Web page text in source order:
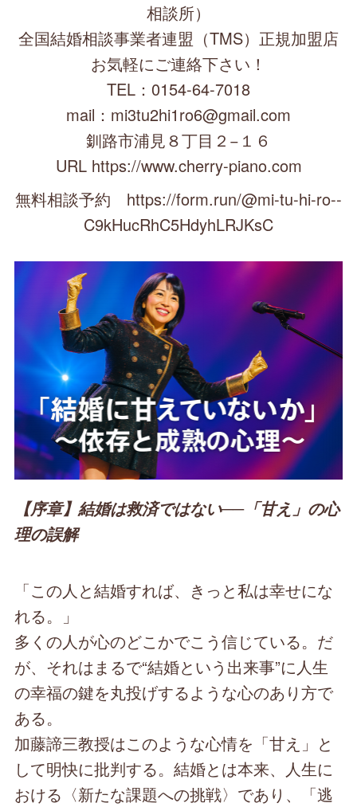
相談所）
全国結婚相談事業者連盟（TMS）正規加盟店
お気軽にご連絡下さい！
TEL：0154-64-7018
mail：mi3tu2hi1ro6@gmail.com
釧路市浦見８丁目２−１６
URL https://www.cherry-piano.com
無料相談予約 https://form.run/@mi-tu-hi-ro--
C9kHucRhC5HdyhLRJKsC
【序章】結婚は救済ではない──「甘え」の心
理の誤解
「この人と結婚すれば、きっと私は幸せにな
れる。」
多くの人が心のどこかでこう信じている。だ
が、それはまるで“結婚という出来事”に人生
の幸福の鍵を丸投げするような心のあり方で
ある。
加藤諦三教授はこのような心情を「甘え」と
して明快に批判する。結婚とは本来、人生に
おける〈新たな課題への挑戦〉であり、「逃